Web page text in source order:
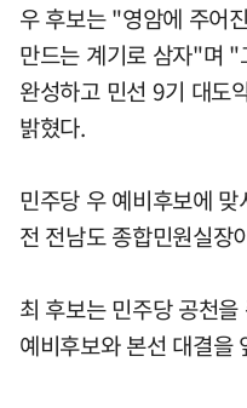
우 후보는 "영암에 주어
만드는 계기로 삼자"며
완성하고 민선 9기 대도
밝혔다.
민주당 우 예비후보에
전 전남도 종합민원실장
최 후보는 민주당 공천
예비후보와 본선 대결을